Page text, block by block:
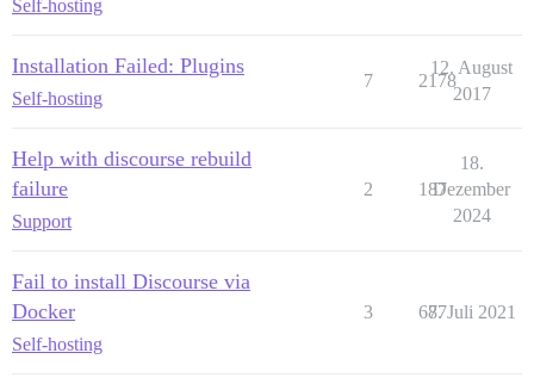
Self-hosting
Installation Failed: Plugins
Self-hosting
7 2178
12. August
2017
Help with discourse rebuild
failure
Support
2 187
18.
Dezember
2024
Fail to install Discourse via
Docker
Self-hosting
3 687
7. Juli 2021